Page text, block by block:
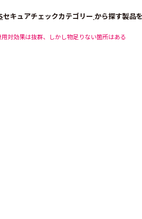
セキュアチェックカテゴリー から探す製品
用対効果は抜群、しかし物足りない箇所はある